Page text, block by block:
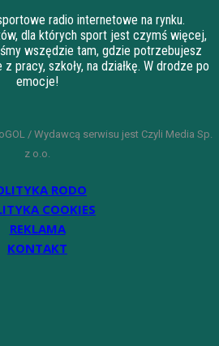
radio internetowe na rynku.
dla których sport jest czymś więcej,
wszędzie tam, gdzie potrzebujesz
pracy, szkoły, na działkę. W drodze po
emocje!
/ Wydawcą serwisu jest Czyli Media Sp.
z o.o.
RODO
COOKIES
REKLAMA
KONTAKT